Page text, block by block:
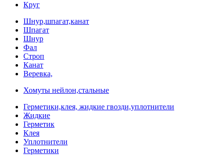
Круг
Шнур,шпагат,канат
Шпагат
Шнур
Фал
Строп
Канат
Веревка,
Хомуты нейлон,стальные
Герметики,клея, жидкие гвозди,уплотнители
Жидкие
Герметик
Клея
Уплотнители
Герметики